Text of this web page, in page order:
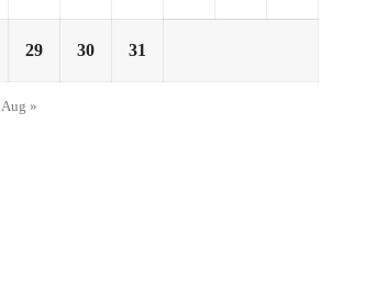
29 30 31
Aug »